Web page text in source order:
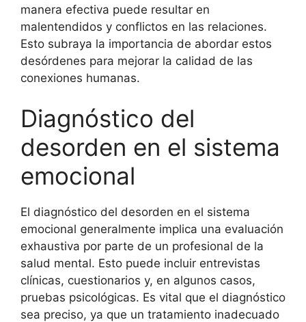
manera efectiva puede resultar en
malentendidos y conflictos en las relaciones.
Esto subraya la importancia de abordar estos
desórdenes para mejorar la calidad de las
conexiones humanas.
Diagnóstico del
desorden en el sistema
emocional
El diagnóstico del desorden en el sistema
emocional generalmente implica una evaluación
exhaustiva por parte de un profesional de la
salud mental. Esto puede incluir entrevistas
clínicas, cuestionarios y, en algunos casos,
pruebas psicológicas. Es vital que el diagnóstico
sea preciso, ya que un tratamiento inadecuado